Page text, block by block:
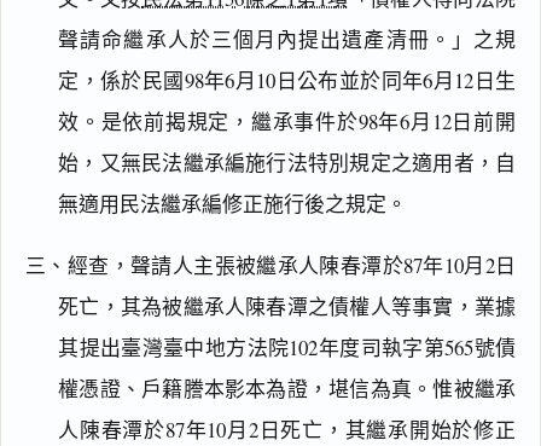
聲請命繼承人於三個月內提出遺產清冊。」之規
定，係於民國98年6月10日公布並於同年6月12日生
效。是依前揭規定，繼承事件於98年6月12日前開
始，又無民法繼承編施行法特別規定之適用者，自
無適用民法繼承編修正施行後之規定。
三、經查，聲請人主張被繼承人陳春潭於87年10月2日
死亡，其為被繼承人陳春潭之債權人等事實，業據
其提出臺灣臺中地方法院102年度司執字第565號債
權憑證、戶籍謄本影本為證，堪信為真。惟被繼承
人陳春潭於87年10月2日死亡，其繼承開始於修正
閱讀 研究
搜尋